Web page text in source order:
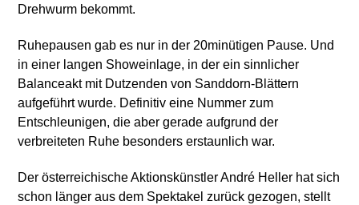
Drehwurm bekommt.
Ruhepausen gab es nur in der 20minütigen Pause. Und
in einer langen Showeinlage, in der ein sinnlicher
Balanceakt mit Dutzenden von Sanddorn-Blättern
aufgeführt wurde. Definitiv eine Nummer zum
Entschleunigen, die aber gerade aufgrund der
verbreiteten Ruhe besonders erstaunlich war.
Der österreichische Aktionskünstler André Heller hat sich
schon länger aus dem Spektakel zurück gezogen, stellt